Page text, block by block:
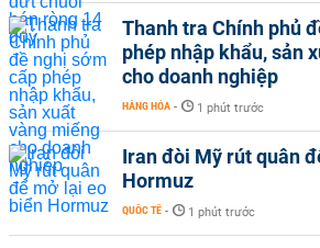
Thanh tra Chính phủ
phép nhập khẩu, sản
cho doanh nghiệp
HÀNG HÓA - 1 phút trước
Iran đòi Mỹ rút quân
Hormuz
QUỐC TẾ - 1 phút trước